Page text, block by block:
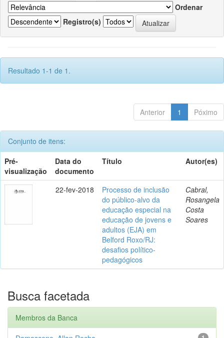
Ordenar
Registro(s)
Resultado 1-1 de 1.
Anterior 1 Póximo
Conjunto de itens:
Pré-
visualização
Data do
documento
Título Autor(es)
22-fev-2018
Processo de inclusão
do público-alvo da
educação especial na
educação de jovens e
adultos (EJA) em
Belford Roxo/RJ:
desafios político-
pedagógicos
Cabral,
Rosangela
Costa
Soares
Busca facetada
Membros da Banca